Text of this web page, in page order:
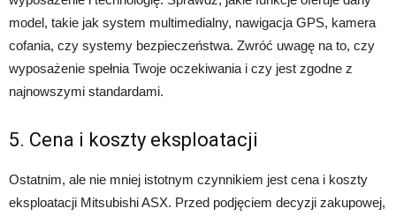
model, takie jak system multimedialny, nawigacja GPS, kamera
cofania, czy systemy bezpieczeństwa. Zwróć uwagę na to, czy
wyposażenie spełnia Twoje oczekiwania i czy jest zgodne z
najnowszymi standardami.
5. Cena i koszty eksploatacji
Ostatnim, ale nie mniej istotnym czynnikiem jest cena i koszty
eksploatacji Mitsubishi ASX. Przed podjęciem decyzji zakupowej,